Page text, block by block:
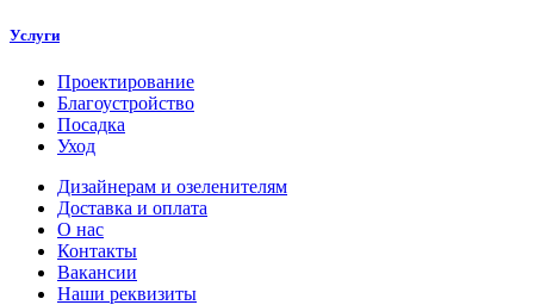
Услуги
Проектирование
Благоустройство
Посадка
Уход
Дизайнерам и озеленителям
Доставка и оплата
О нас
Контакты
Вакансии
Наши реквизиты